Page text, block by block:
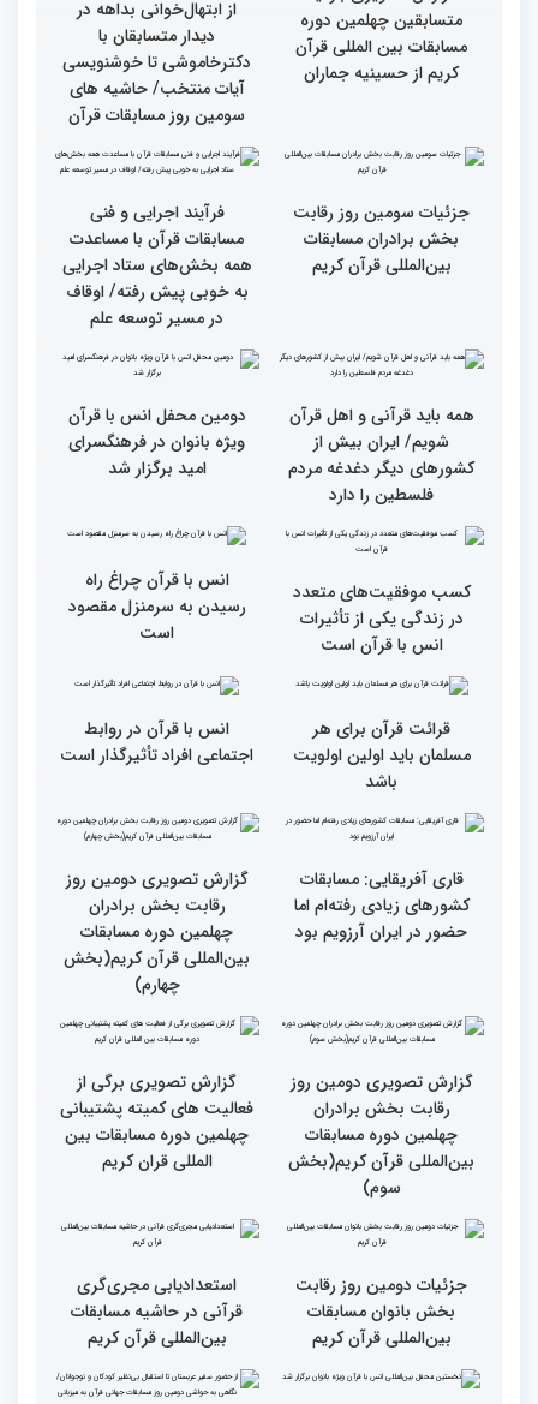
دوره مسابقات بین المللی
قرآن کریم (بخش دوم)
دوره مسابقات بین المللی
قرآن کریم (بخش اول)
گزارش تصویری بازدید
متسابقین چهلمین دوره
مسابقات بین المللی قرآن
کریم از حسینیه جماران
از ابتهال‌خوانی بداهه در
دکترخاموشی تا خوشنویسی
آیات منتخب/ حاشیه های
سومین روز مسابقات قرآن
جزئیات سومین روز رقابت
بین‌المللی قرآن کریم
فرآیند اجرایی و فنی
همه بخش‌های ستاد اجرایی
به خوبی پیش رفته/ اوقاف
در مسیر توسعه علم
شویم/ ایران بیش از
کشورهای دیگر دغدغه مردم
فلسطین را دارد
دومین محفل انس با قرآن
ویژه بانوان در فرهنگسرای
امید برگزار شد
کسب موفقیت‌های متعدد
در زندگی یکی از تأثیرات
انس با قرآن است
انس با قرآن چراغ راه
رسیدن به سرمنزل مقصود
قرائت قرآن برای هر
مسلمان باید اولین اولویت
باشد
انس با قرآن در روابط
اجتماعی افراد تأثیرگذار است
قاری آفریقایی: مسابقات
حضور در ایران آرزویم بود
گزارش تصویری دومین روز
چهلمین دوره مسابقات
بین‌المللی قرآن کریم(بخش
چهارم)
گزارش تصویری دومین روز
چهلمین دوره مسابقات
بین‌المللی قرآن کریم(بخش
سوم)
گزارش تصویری برگی از
چهلمین دوره مسابقات بین
المللی قران کریم